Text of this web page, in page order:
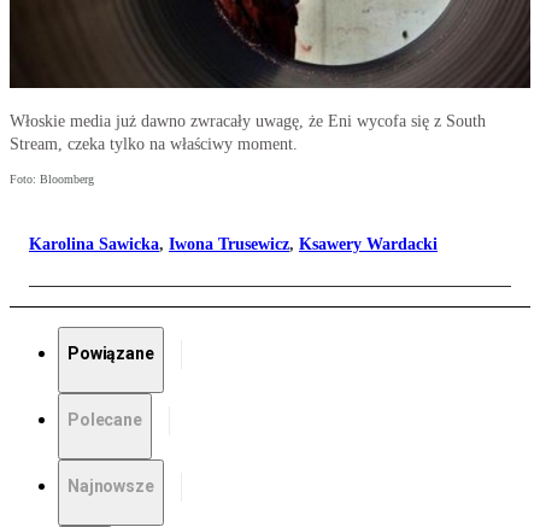
Włoskie media już dawno zwracały uwagę, że Eni wycofa się z South
Stream, czeka tylko na właściwy moment.
Foto: Bloomberg
Karolina Sawicka, Iwona Trusewicz, Ksawery Wardacki
Powiązane
Polecane
Najnowsze